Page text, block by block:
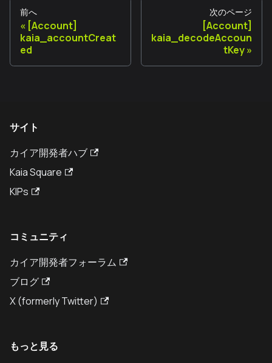
前へ
[Account]
kaia_accountCreat
ed
次のページ
[Account]
kaia_decodeAccoun
tKey
サイト
カイア開発者ハブ
Kaia Square
KIPs
コミュニティ
カイア開発者フォーラム
ブログ
X (formerly Twitter)
もっと見る